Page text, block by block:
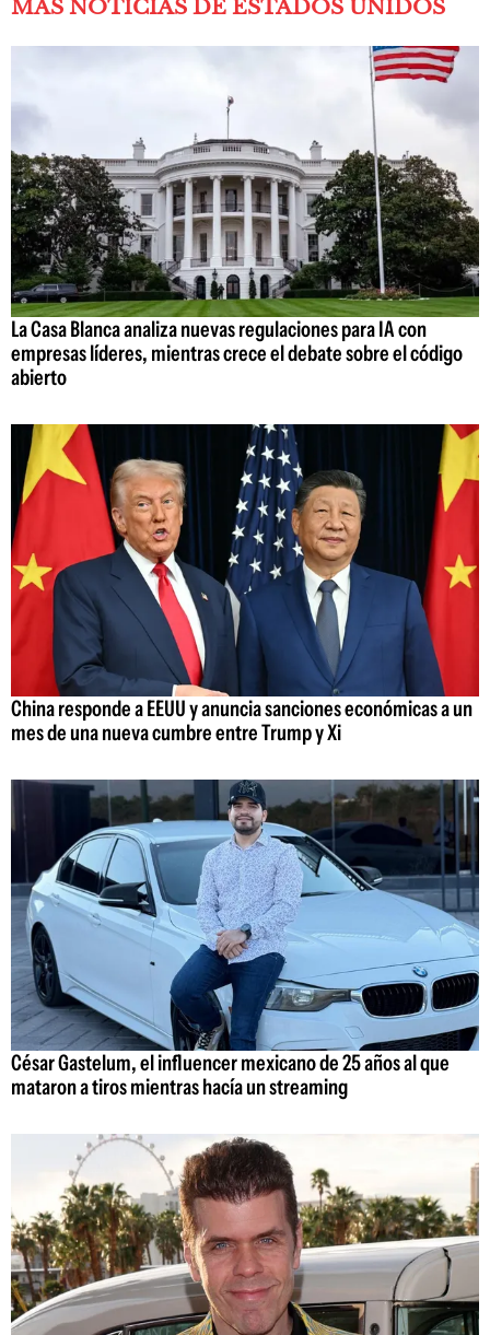
MÁS NOTICIAS DE ESTADOS UNIDOS
La Casa Blanca analiza nuevas regulaciones para IA con
empresas líderes, mientras crece el debate sobre el código
abierto
China responde a EEUU y anuncia sanciones económicas a un
mes de una nueva cumbre entre Trump y Xi
César Gastelum, el influencer mexicano de 25 años al que
mataron a tiros mientras hacía un streaming